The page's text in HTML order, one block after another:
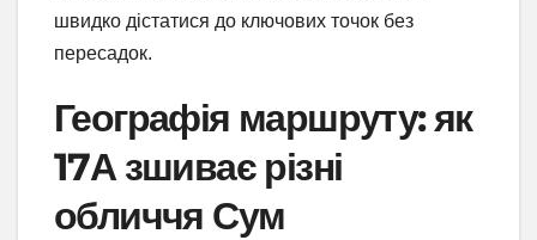
швидко дістатися до ключових точок без
пересадок.
Географія маршруту: як
17А зшиває різні
обличчя Сум